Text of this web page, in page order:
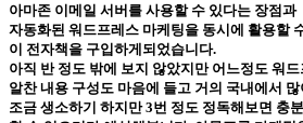
아마존 이메일 서버를 사용할 수 있다는 장점과
자동화된 워드프레스 마케팅을 동시에 활용할
이 전자책을 구입하게되었습니다.
아직 반 정도 밖에 보지 않았지만 어느정도 워
알찬 내용 구성도 마음에 들고 거의 국내에서
조금 생소하기 하지만 3번 정도 정독해보면 충